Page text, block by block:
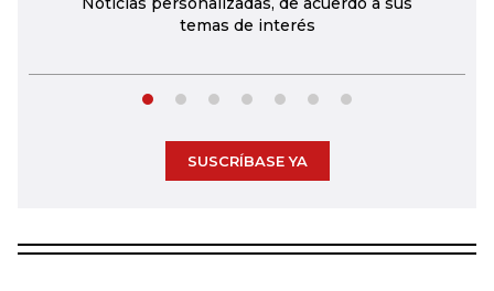
temas de interés
SUSCRÍBASE YA